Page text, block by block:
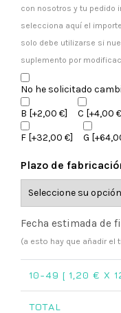
con nosotros y tu pedido
selecciona aquí el
solo debe utilizarse si
suplemento por
No he solicitado
B [+2,00 €] C [+4,00
F [+32,00 €] G
Plazo de
Fecha estimada de
(a esto hay que añadir el
10-49 [ 1,20 € X
TOTAL